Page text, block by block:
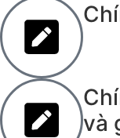
và